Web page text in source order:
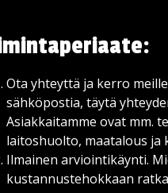
Ota yhteyttä ja kerro
sähköpostia, täytä
Asiakkaitamme ovat mm.
laitoshuolto, maatalous ja
Ilmainen arviointikäynti.
kustannustehokkaan